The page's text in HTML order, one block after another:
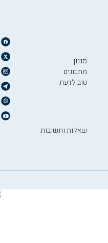
סגנון
מתכונים
טוב לדעת
שאלות ותשובות